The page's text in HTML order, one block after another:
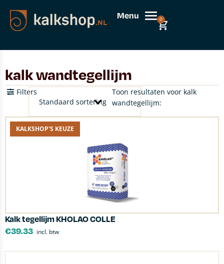
Menu 0
kalk wandtegellijm
Toon resultaten voor kalk
wandtegellijm:
Filters
KALKSHOP'S KEUZE
Kalk tegellijm KHOLAO COLLE
€39.33 incl. btw